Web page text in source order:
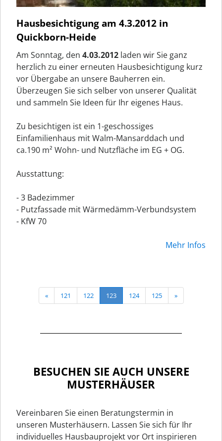
Hausbesichtigung am 4.3.2012 in
Quickborn-Heide
Am Sonntag, den 4.03.2012 laden wir Sie ganz
herzlich zu einer erneuten Hausbesichtigung kurz
vor Übergabe an unsere Bauherren ein.
Überzeugen Sie sich selber von unserer Qualität
und sammeln Sie Ideen für Ihr eigenes Haus.
Zu besichtigen ist ein 1-geschossiges
Einfamilienhaus mit Walm-Mansarddach und
ca.190 m² Wohn- und Nutzfläche im EG + OG.
Ausstattung:
- 3 Badezimmer
- Putzfassade mit Wärmedämm-Verbundsystem
- KfW 70
Mehr Infos
« 121 122 123 124 125 »
BESUCHEN SIE AUCH UNSERE
MUSTERHÄUSER
Vereinbaren Sie einen Beratungstermin in
unseren Musterhäusern. Lassen Sie sich für Ihr
individuelles Hausbauprojekt vor Ort inspirieren